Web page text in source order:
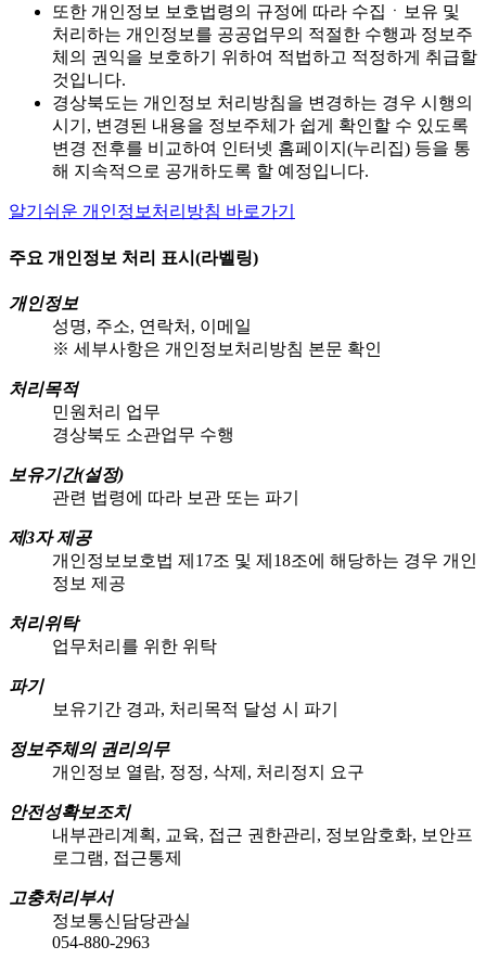
또한 개인정보 보호법령의 규정에 따라 수집ㆍ보유 및
처리하는 개인정보를 공공업무의 적절한 수행과 정보주
체의 권익을 보호하기 위하여 적법하고 적정하게 취급할
것입니다.
경상북도는 개인정보 처리방침을 변경하는 경우 시행의
시기, 변경된 내용을 정보주체가 쉽게 확인할 수 있도록
변경 전후를 비교하여 인터넷 홈페이지(누리집) 등을 통
해 지속적으로 공개하도록 할 예정입니다.
알기쉬운 개인정보처리방침 바로가기
주요 개인정보 처리 표시(라벨링)
개인정보
성명, 주소, 연락처, 이메일
※ 세부사항은 개인정보처리방침 본문 확인
처리목적
민원처리 업무
경상북도 소관업무 수행
보유기간(설정)
관련 법령에 따라 보관 또는 파기
제3자 제공
개인정보보호법 제17조 및 제18조에 해당하는 경우 개인
정보 제공
처리위탁
업무처리를 위한 위탁
파기
보유기간 경과, 처리목적 달성 시 파기
정보주체의 권리의무
개인정보 열람, 정정, 삭제, 처리정지 요구
안전성확보조치
내부관리계획, 교육, 접근 권한관리, 정보암호화, 보안프
로그램, 접근통제
고충처리부서
정보통신담당관실
054-880-2963